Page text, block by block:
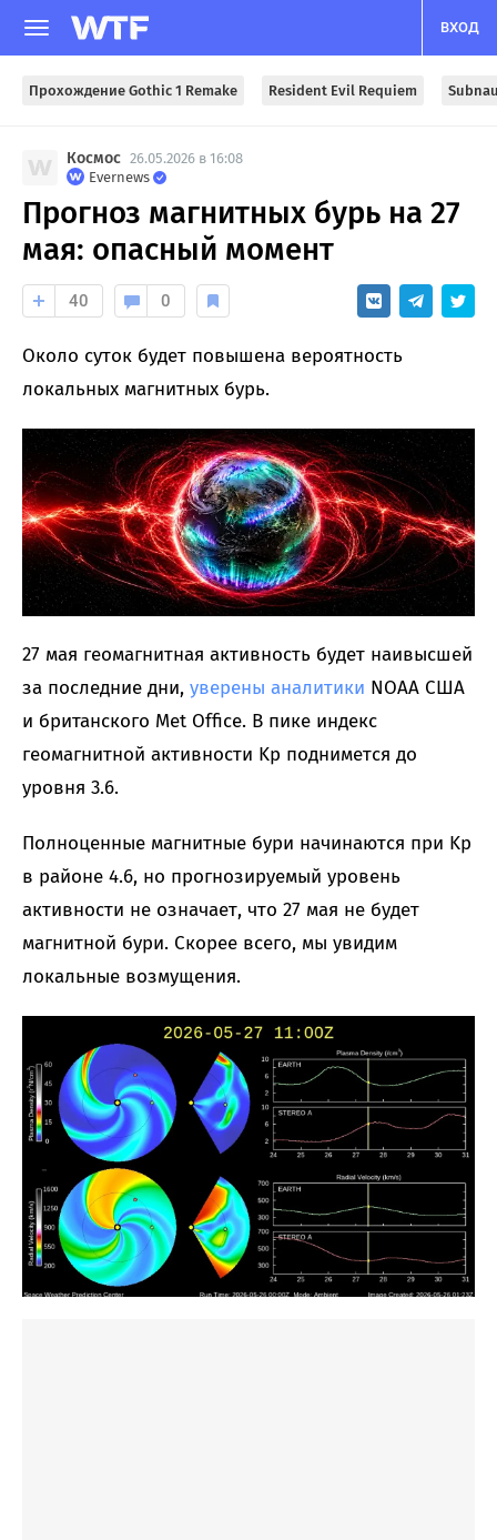
ВХОД
Прохождение Gothic 1 Remake Resident Evil Requiem
Космос 26.05.2026 в 16:08
Evernews
Прогноз магнитных бурь на 27
мая: опасный момент
40 0
Около суток будет повышена вероятность
локальных магнитных бурь.
27 мая геомагнитная активность будет наивысшей
за последние дни, уверены аналитики NOAA США
и британского Met Office. В пике индекс
геомагнитной активности Kp поднимется до
уровня 3.6.
Полноценные магнитные бури начинаются при Kp
в районе 4.6, но прогнозируемый уровень
активности не означает, что 27 мая не будет
магнитной бури. Скорее всего, мы увидим
локальные возмущения.